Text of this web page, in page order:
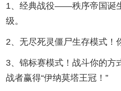
1、经典战役——秩序帝国诞
级。
2、无尽死灵僵尸生存模式！
3、锦标赛模式！战斗你的方
战者赢得“伊纳莫塔王冠！”